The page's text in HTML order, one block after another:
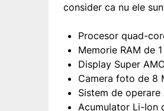
consider ca nu ele
Procesor quad-
Memorie RAM de
Display Super
Camera foto de 8
Sistem de operare
Acumulator Li-Ion